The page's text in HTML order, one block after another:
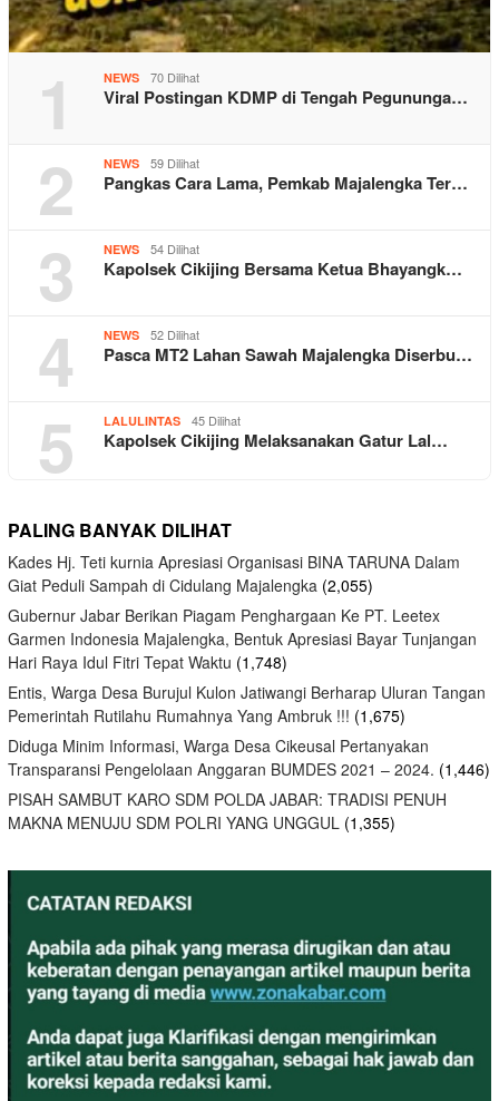
1 NEWS 70 Dilihat
Viral Postingan KDMP di Tengah Pegununga…
2 NEWS 59 Dilihat
Pangkas Cara Lama, Pemkab Majalengka Ter…
3 NEWS 54 Dilihat
Kapolsek Cikijing Bersama Ketua Bhayangk…
4 NEWS 52 Dilihat
Pasca MT2 Lahan Sawah Majalengka Diserbu…
5 LALULINTAS 45 Dilihat
Kapolsek Cikijing Melaksanakan Gatur Lal…
PALING BANYAK DILIHAT
Kades Hj. Teti kurnia Apresiasi Organisasi BINA TARUNA Dalam
Giat Peduli Sampah di Cidulang Majalengka (2,055)
Gubernur Jabar Berikan Piagam Penghargaan Ke PT. Leetex
Garmen Indonesia Majalengka, Bentuk Apresiasi Bayar Tunjangan
Hari Raya Idul Fitri Tepat Waktu (1,748)
Entis, Warga Desa Burujul Kulon Jatiwangi Berharap Uluran Tangan
Pemerintah Rutilahu Rumahnya Yang Ambruk !!! (1,675)
Diduga Minim Informasi, Warga Desa Cikeusal Pertanyakan
Transparansi Pengelolaan Anggaran BUMDES 2021 – 2024. (1,446)
PISAH SAMBUT KARO SDM POLDA JABAR: TRADISI PENUH
MAKNA MENUJU SDM POLRI YANG UNGGUL (1,355)